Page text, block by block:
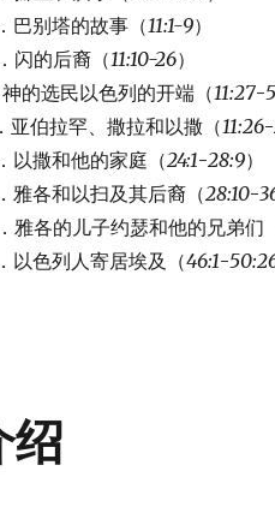
巴别塔的故事（11:1-9）
闪的后裔（11:10-26）
的选民以色列的开端（11:27-
亚伯拉罕、撒拉和以撒（11:26-
以撒和他的家庭（24:1-28:9）
雅各和以扫及其后裔（28:10-
雅各的儿子约瑟和他的兄弟们
以色列人寄居埃及（46:1-
绍